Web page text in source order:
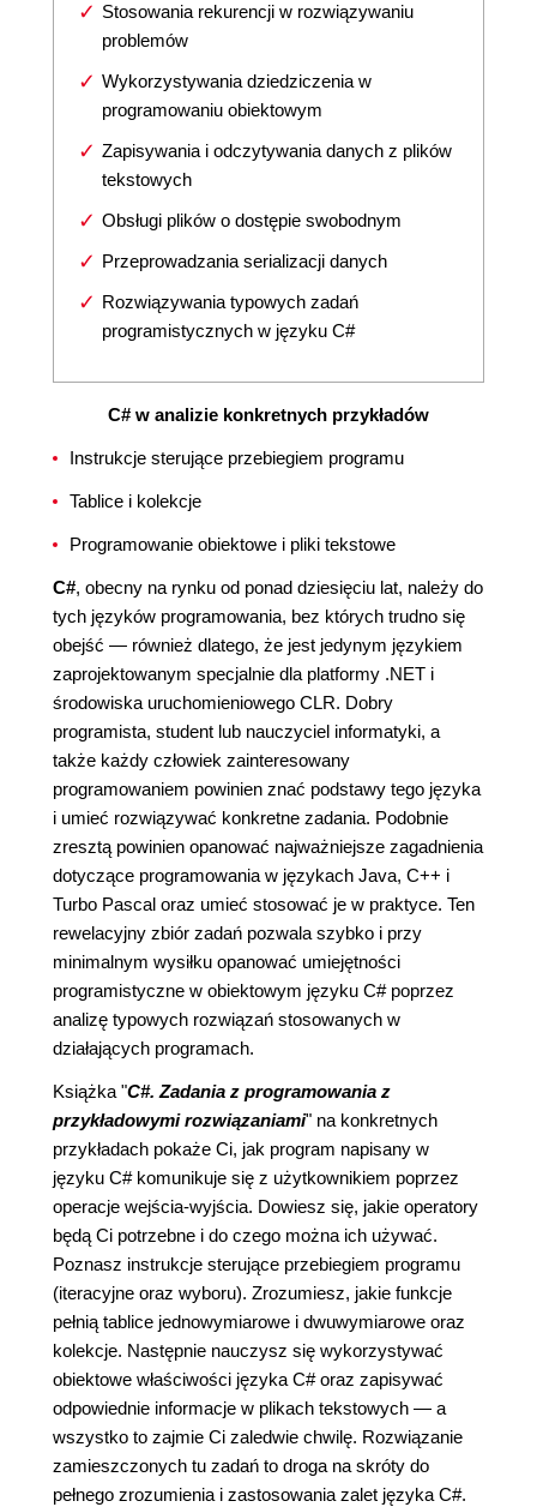
Stosowania rekurencji w rozwiązywaniu
problemów
Wykorzystywania dziedziczenia w
programowaniu obiektowym
Zapisywania i odczytywania danych z plików
tekstowych
Obsługi plików o dostępie swobodnym
Przeprowadzania serializacji danych
Rozwiązywania typowych zadań
programistycznych w języku C#
C# w analizie konkretnych przykładów
Instrukcje sterujące przebiegiem programu
Tablice i kolekcje
Programowanie obiektowe i pliki tekstowe
C#, obecny na rynku od ponad dziesięciu lat, należy do
tych języków programowania, bez których trudno się
obejść — również dlatego, że jest jedynym językiem
zaprojektowanym specjalnie dla platformy .NET i
środowiska uruchomieniowego CLR. Dobry
programista, student lub nauczyciel informatyki, a
także każdy człowiek zainteresowany
programowaniem powinien znać podstawy tego języka
i umieć rozwiązywać konkretne zadania. Podobnie
zresztą powinien opanować najważniejsze zagadnienia
dotyczące programowania w językach Java, C++ i
Turbo Pascal oraz umieć stosować je w praktyce. Ten
rewelacyjny zbiór zadań pozwala szybko i przy
minimalnym wysiłku opanować umiejętności
programistyczne w obiektowym języku C# poprzez
analizę typowych rozwiązań stosowanych w
działających programach.
Książka "C#. Zadania z programowania z
przykładowymi rozwiązaniami" na konkretnych
przykładach pokaże Ci, jak program napisany w
języku C# komunikuje się z użytkownikiem poprzez
operacje wejścia-wyjścia. Dowiesz się, jakie operatory
będą Ci potrzebne i do czego można ich używać.
Poznasz instrukcje sterujące przebiegiem programu
(iteracyjne oraz wyboru). Zrozumiesz, jakie funkcje
pełnią tablice jednowymiarowe i dwuwymiarowe oraz
kolekcje. Następnie nauczysz się wykorzystywać
obiektowe właściwości języka C# oraz zapisywać
odpowiednie informacje w plikach tekstowych — a
wszystko to zajmie Ci zaledwie chwilę. Rozwiązanie
zamieszczonych tu zadań to droga na skróty do
pełnego zrozumienia i zastosowania zalet języka C#.